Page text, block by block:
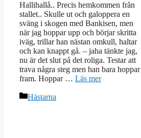
Hallihallå.. Precis hemkommen från
stallet.. Skulle ut och galoppera en
sväng i skogen med Bankisen, men
när jag hoppar upp och börjar skritta
iväg, trillar han nästan omkull, haltar
och kan knappt gå. – jaha tänkte jag,
nu är det slut på det roliga. Testar att
trava några steg men han bara hoppar
fram. Hoppar … Läs mer
Kategorier
Hästarna